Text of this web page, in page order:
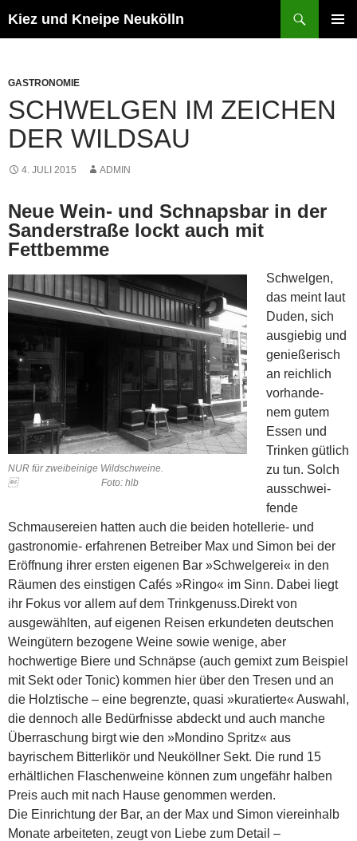
Inhalt
Kiez und Kneipe Neukölln
GASTRONOMIE
SCHWELGEN IM ZEICHEN
DER WILDSAU
4. JULI 2015 ADMIN
Neue Wein- und Schnapsbar in der
Sanderstraße lockt auch mit
Fettbemme
NUR für zweibeinige Wildschweine.
 Foto: hlb
Schwelgen,
das meint laut
Duden, sich
ausgiebig und
genießerisch
an reichlich
vorhande-
nem gutem
Essen und
Trinken gütlich
zu tun. Solch
ausschwei-
fende
Schmausereien hatten auch die beiden hotellerie- und
gastronomie- erfahrenen Betreiber Max und Simon bei der
Eröffnung ihrer ersten eigenen Bar »Schwelgerei« in den
Räumen des einstigen Cafés »Ringo« im Sinn. Dabei liegt
ihr Fokus vor allem auf dem Trinkgenuss.Direkt von
ausgewählten, auf eigenen Reisen erkundeten deutschen
Weingütern bezogene Weine sowie wenige, aber
hochwertige Biere und Schnäpse (auch gemixt zum Beispiel
mit Sekt oder Tonic) kommen hier über den Tresen und an
die Holztische – eine begrenzte, quasi »kuratierte« Auswahl,
die dennoch alle Bedürfnisse abdeckt und auch manche
Überraschung birgt wie den »Mondino Spritz« aus
bayrischem Bitterlikör und Neuköllner Sekt. Die rund 15
erhältlichen Flaschenweine können zum ungefähr halben
Preis auch mit nach Hause genommen werden.
Die Einrichtung der Bar, an der Max und Simon viereinhalb
Monate arbeiteten, zeugt von Liebe zum Detail –